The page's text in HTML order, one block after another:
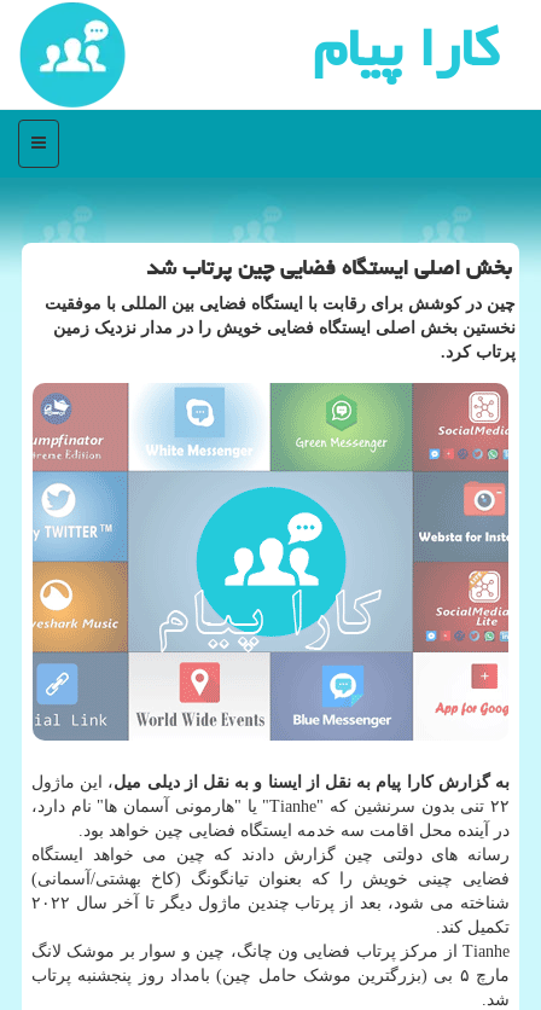
كارا پیام
منو
بخش اصلی ایستگاه فضایی چین پرتاب شد
چین در کوشش برای رقابت با ایستگاه فضایی بین المللی با موفقیت
نخستین بخش اصلی ایستگاه فضایی خویش را در مدار نزدیک زمین
پرتاب کرد.
به گزارش کارا پیام به نقل از ایسنا و به نقل از دیلی میل، این ماژول
۲۲ تنی بدون سرنشین که "Tianhe" یا "هارمونی آسمان ها" نام دارد،
در آینده محل اقامت سه خدمه ایستگاه فضایی چین خواهد بود.
رسانه های دولتی چین گزارش دادند که چین می خواهد ایستگاه
فضایی چینی خویش را که بعنوان تیانگونگ (کاخ بهشتی/آسمانی)
شناخته می شود، بعد از پرتاب چندین ماژول دیگر تا آخر سال ۲۰۲۲
تکمیل کند.
Tianhe از مرکز پرتاب فضایی ون چانگ، چین و سوار بر موشک لانگ
مارچ ۵ بی (بزرگترین موشک حامل چین) بامداد روز پنجشنبه پرتاب
شد.